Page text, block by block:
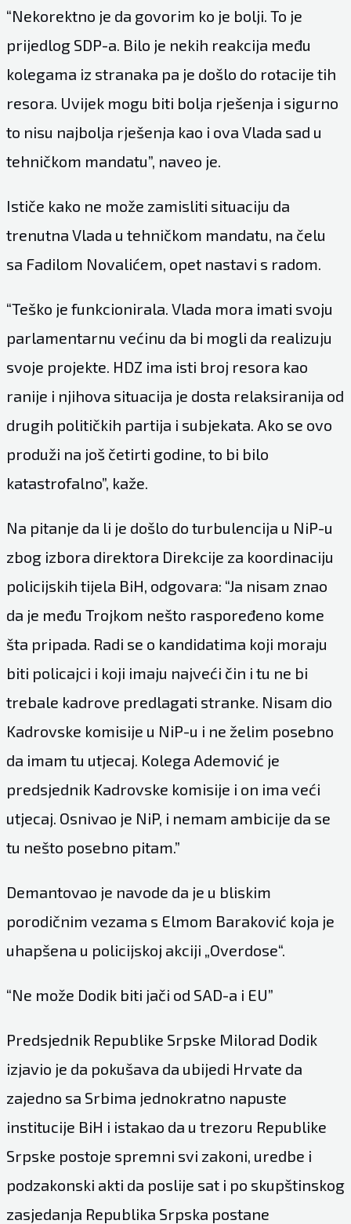
“Nekorektno je da govorim ko je bolji. To je
prijedlog SDP-a. Bilo je nekih reakcija među
kolegama iz stranaka pa je došlo do rotacije tih
resora. Uvijek mogu biti bolja rješenja i sigurno
to nisu najbolja rješenja kao i ova Vlada sad u
tehničkom mandatu”, naveo je.
Ističe kako ne može zamisliti situaciju da
trenutna Vlada u tehničkom mandatu, na čelu
sa Fadilom Novalićem, opet nastavi s radom.
“Teško je funkcionirala. Vlada mora imati svoju
parlamentarnu većinu da bi mogli da realizuju
svoje projekte. HDZ ima isti broj resora kao
ranije i njihova situacija je dosta relaksiranija od
drugih političkih partija i subjekata. Ako se ovo
produži na još četirti godine, to bi bilo
katastrofalno”, kaže.
Na pitanje da li je došlo do turbulencija u NiP-u
zbog izbora direktora Direkcije za koordinaciju
policijskih tijela BiH, odgovara: “Ja nisam znao
da je među Trojkom nešto raspoređeno kome
šta pripada. Radi se o kandidatima koji moraju
biti policajci i koji imaju najveći čin i tu ne bi
trebale kadrove predlagati stranke. Nisam dio
Kadrovske komisije u NiP-u i ne želim posebno
da imam tu utjecaj. Kolega Ademović je
predsjednik Kadrovske komisije i on ima veći
utjecaj. Osnivao je NiP, i nemam ambicije da se
tu nešto posebno pitam.”
Demantovao je navode da je u bliskim
porodičnim vezama s Elmom Baraković koja je
uhapšena u policijskoj akciji „Overdose“.
“Ne može Dodik biti jači od SAD-a i EU”
Predsjednik Republike Srpske Milorad Dodik
izjavio je da pokušava da ubijedi Hrvate da
zajedno sa Srbima jednokratno napuste
institucije BiH i istakao da u trezoru Republike
Srpske postoje spremni svi zakoni, uredbe i
podzakonski akti da poslije sat i po skupštinskog
zasjedanja Republika Srpska postane